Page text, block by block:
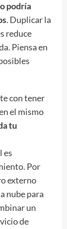
podría
. Duplicar la
reduce
Piensa en
con tener
el mismo
tu
es
Por
externo
nube para
un
de